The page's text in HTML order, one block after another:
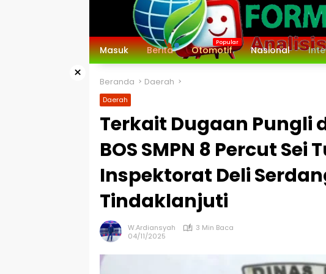
Masuk Berita Otomotif Nasional
× Beranda Daerah
Daerah
Terkait Dugaan Pungli
BOS SMPN 8 Percut Sei
Inspektorat Deli
Tindaklanjuti
W.Ardiansyah
3 Min Baca
04/11/2025